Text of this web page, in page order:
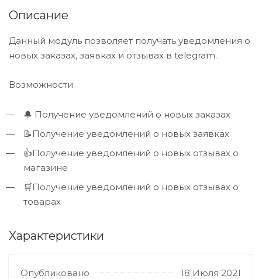
Описание
Данный модуль позволяет получать уведомления о
новых заказах, заявках и отзывах в telegram.
Возможности:
🔔 Получение уведомлений о новых заказах
📝Получение уведомлений о новых заявках
👍Получение уведомлений о новых отзывах о
магазине
🛒Получение уведомлений о новых отзывах о
товарах
Характеристики
Опубликовано
18 Июля 2021